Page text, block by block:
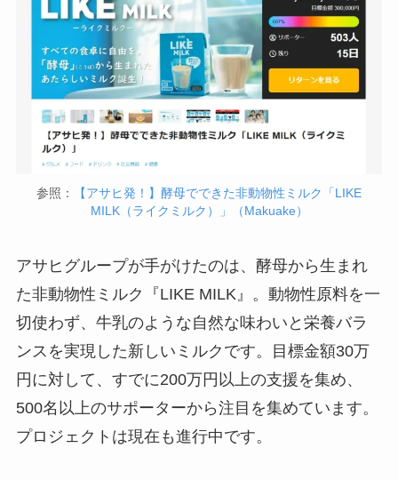
参照：
【アサヒ発！】酵母でできた非動物性ミルク「LIKE
MILK（ライクミルク）」（Makuake）
アサヒグループが手がけたのは、酵母から生まれ
た非動物性ミルク『LIKE MILK』。動物性原料を一
切使わず、牛乳のような自然な味わいと栄養バラ
ンスを実現した新しいミルクです。目標金額30万
円に対して、すでに200万円以上の支援を集め、
500名以上のサポーターから注目を集めています。
プロジェクトは現在も進行中です。